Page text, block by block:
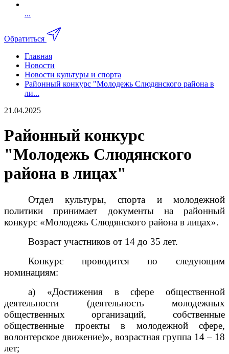
...
Обратиться
Главная
Новости
Новости культуры и спорта
Районный конкурс "Молодежь Слюдянского района в
ли...
21.04.2025
Районный конкурс
"Молодежь Слюдянского
района в лицах"
Отдел культуры, спорта и молодежной
политики принимает документы на районный
конкурс «Молодежь Слюдянского района в лицах».
Возраст участников от 14 до 35 лет.
Конкурс проводится по следующим
номинациям:
а) «Достижения в сфере общественной
деятельности (деятельность молодежных
общественных организаций, собственные
общественные проекты в молодежной сфере,
волонтерское движение)», возрастная группа 14 – 18
лет;